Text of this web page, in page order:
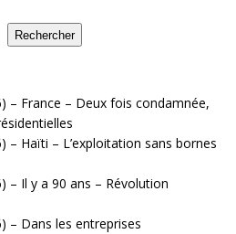
Rechercher
– France – Deux fois condamnée,
– Haïti – L’exploitation sans bornes
– Il y a 90 ans – Révolution
– Dans les entreprises